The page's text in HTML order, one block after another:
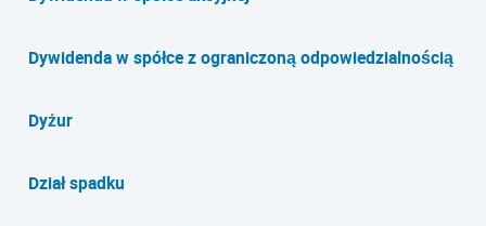
Dywidenda w spółce z ograniczoną odpowiedzialnością
Dyżur
Dział spadku